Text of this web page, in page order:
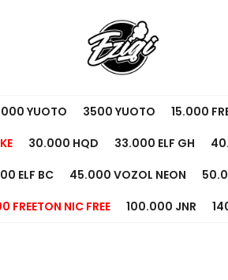
YUOTO 3500 YUOTO 15.000
30.000 HQD 33.000 ELF GH
ELF BC 45.000 VOZOL NEON
FREETON NIC FREE 100.000 JNR